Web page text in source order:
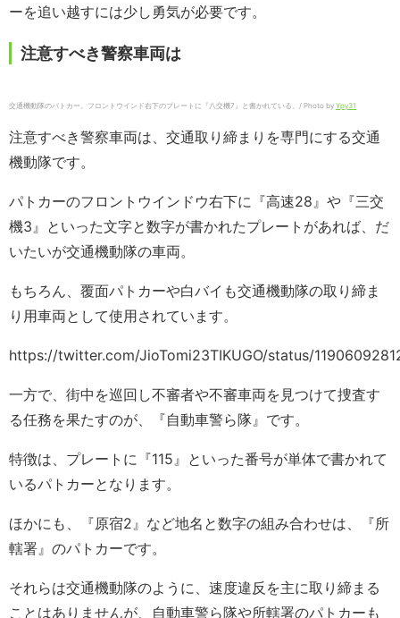
ーを追い越すには少し勇気が必要です。
注意すべき警察車両は
交通機動隊のパトカー。フロントウインド右下のプレートに『八交機7』と書かれている。/ Photo by Ypy31
注意すべき警察車両は、交通取り締まりを専門にする交通
機動隊です。
パトカーのフロントウインドウ右下に『高速28』や『三交
機3』といった文字と数字が書かれたプレートがあれば、だ
いたいが交通機動隊の車両。
もちろん、覆面パトカーや白バイも交通機動隊の取り締ま
り用車両として使用されています。
https://twitter.com/JioTomi23TIKUGO/status/
一方で、街中を巡回し不審者や不審車両を見つけて捜査す
る任務を果たすのが、『自動車警ら隊』です。
特徴は、プレートに『115』といった番号が単体で書かれて
いるパトカーとなります。
ほかにも、『原宿2』など地名と数字の組み合わせは、『所
轄署』のパトカーです。
それらは交通機動隊のように、速度違反を主に取り締まる
ことはありませんが、自動車警ら隊や所轄署のパトカーも